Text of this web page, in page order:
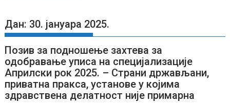
Дан: 30. јануара 2025.
Позив за подношење захтева за
одобравање уписа на специјализације
Априлски рок 2025. – Страни држављани,
приватна пракса, установе у којима
здравствена делатност није примарна